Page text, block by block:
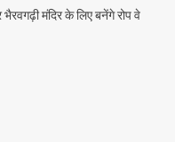
मंदिर के लिए बनेंगे रोप वे